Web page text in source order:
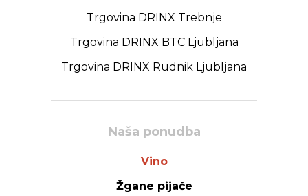
Trgovina DRINX Trebnje
Trgovina DRINX BTC Ljubljana
Trgovina DRINX Rudnik Ljubljana
Naša ponudba
Vino
Žgane pijače